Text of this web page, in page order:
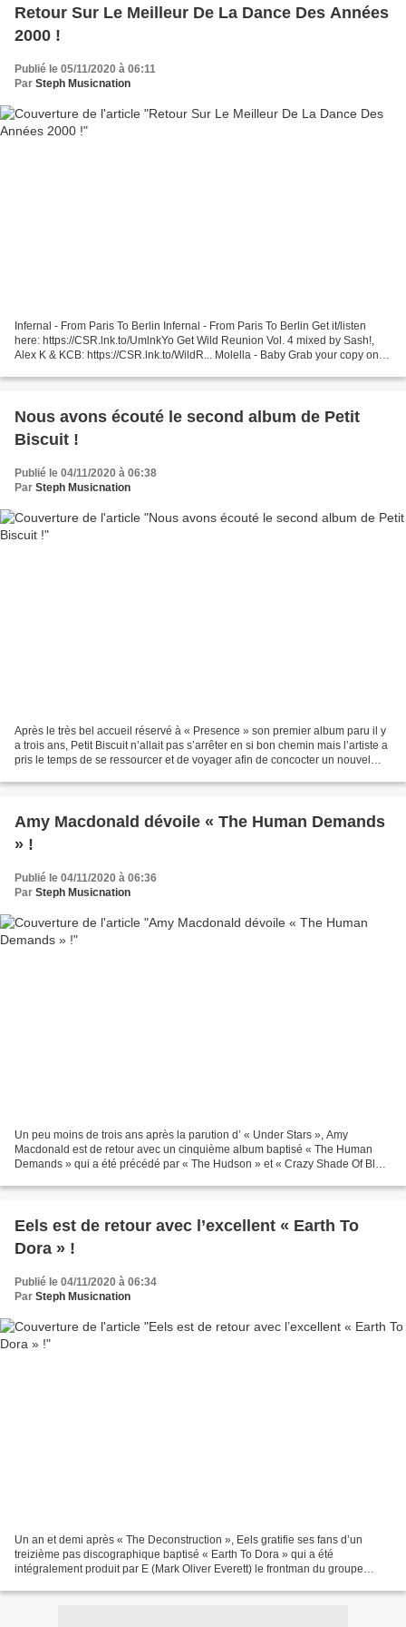
Retour Sur Le Meilleur De La Dance Des Années
2000 !
Publié le 05/11/2020 à 06:11
Par Steph Musicnation
Infernal - From Paris To Berlin Infernal - From Paris To Berlin Get it/listen
here: https://CSR.lnk.to/UmlnkYo Get Wild Reunion Vol. 4 mixed by Sash!,
Alex K & KCB: https://CSR.lnk.to/WildR... Molella - Baby Grab your copy on
Nous avons écouté le second album de Petit
Biscuit !
Publié le 04/11/2020 à 06:38
Par Steph Musicnation
Après le très bel accueil réservé à « Presence » son premier album paru il y
a trois ans, Petit Biscuit n’allait pas s’arrêter en si bon chemin mais l’artiste a
pris le temps de se ressourcer et de voyager afin de concocter un nouvel
Amy Macdonald dévoile « The Human Demands
» !
Publié le 04/11/2020 à 06:36
Par Steph Musicnation
Un peu moins de trois ans après la parution d’ « Under Stars », Amy
Macdonald est de retour avec un cinquième album baptisé « The Human
Demands » qui a été précédé par « The Hudson » et « Crazy Shade Of Blue
Eels est de retour avec l’excellent « Earth To
Dora » !
Publié le 04/11/2020 à 06:34
Par Steph Musicnation
Un an et demi après « The Deconstruction », Eels gratifie ses fans d’un
treizième pas discographique baptisé « Earth To Dora » qui a été
intégralement produit par E (Mark Oliver Everett) le frontman du groupe